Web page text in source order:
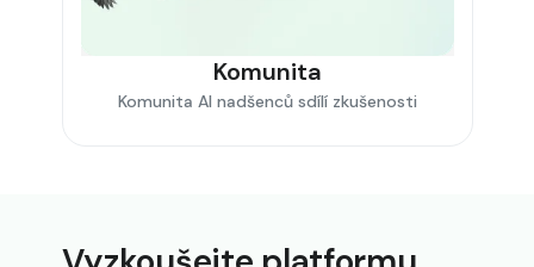
Komunita
Komunita AI nadšenců sdílí zkušenosti